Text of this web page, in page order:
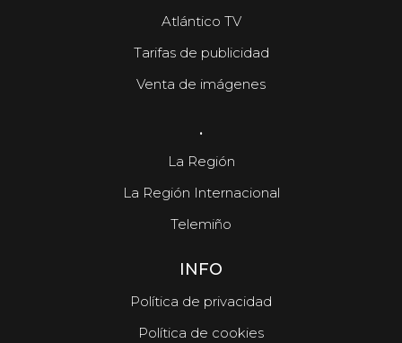
Atlántico TV
Tarifas de publicidad
Venta de imágenes
.
La Región
La Región Internacional
Telemiño
INFO
Política de privacidad
Política de cookies